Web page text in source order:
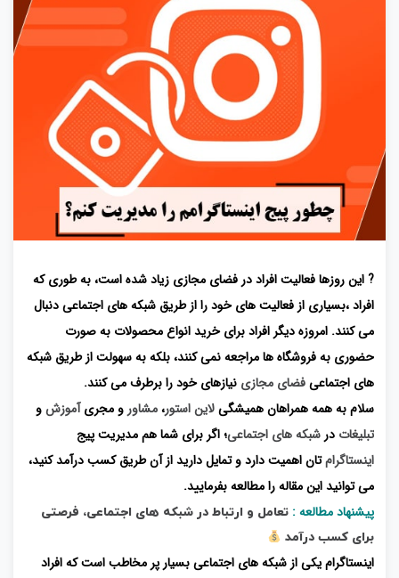
? این روزها فعالیت افراد در فضای مجازی زیاد شده است، به طوری که
افراد ،بسیاری از فعالیت های خود را از طریق شبکه های اجتماعی دنبال
می کنند. امروزه دیگر افراد برای خرید انواع محصولات به صورت
حضوری به فروشگاه ها مراجعه نمی کنند، بلکه به سهولت از طریق شبکه
های اجتماعیفضای مجازی نیازهای خود را برطرف می کنند.
سلام به همه همراهان همیشگیلاین استور،مشاور و مجریآموزشو
تبلیغات در شبکه های اجتماعی؛ اگر برای شما هم مدیریت پیج
اینستاگرامتان اهمیت دارد و تمایل دارید از آن طریق کسب درآمد کنید،
می توانید این مقاله را مطالعه بفرمایید.
پیشنهاد مطالعه : تعامل و ارتباط در شبکه های اجتماعی، فرصتی
برای کسب درآمد
اینستاگرام یکی از شبکه های اجتماعی بسیار پر مخاطب است که افراد